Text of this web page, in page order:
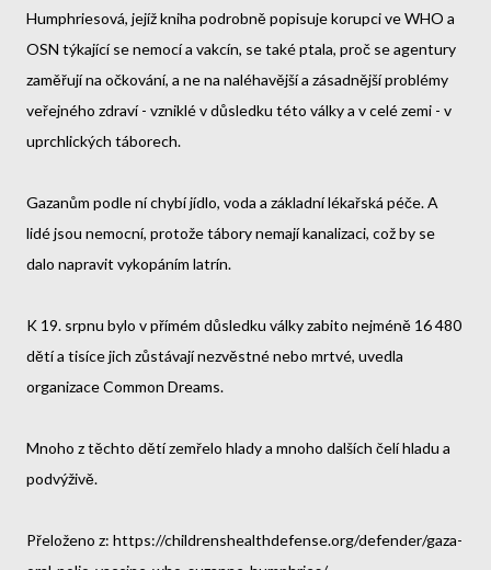
Humphriesová, jejíž kniha podrobně popisuje korupci ve WHO a
OSN týkající se nemocí a vakcín, se také ptala, proč se agentury
zaměřují na očkování, a ne na naléhavější a zásadnější problémy
veřejného zdraví - vzniklé v důsledku této války a v celé zemi - v
uprchlických táborech.
Gazanům podle ní chybí jídlo, voda a základní lékařská péče. A
lidé jsou nemocní, protože tábory nemají kanalizaci, což by se
dalo napravit vykopáním latrín.
K 19. srpnu bylo v přímém důsledku války zabito nejméně 16 480
dětí a tisíce jich zůstávají nezvěstné nebo mrtvé, uvedla
organizace Common Dreams.
Mnoho z těchto dětí zemřelo hlady a mnoho dalších čelí hladu a
podvýživě.
Přeloženo z: https://childrenshealthdefense.org/defender/gaza-